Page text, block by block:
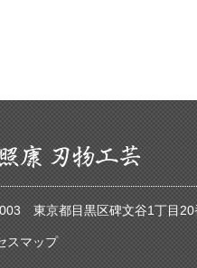
東京都目黒区碑文谷1丁目20
スマップ